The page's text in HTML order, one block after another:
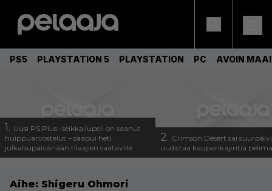
PS5 PLAYSTATION 5 PLAYSTATION PC AVOIN
1. Uusi PS Plus -seikkailupeli on saanut
huippuarvostelut – saapui heti
julkaisupäivänään tilaajien saataville
2. Crimson Desert sai
uudistaa kaupankäyntiä
Aihe: Shigeru Ohmori